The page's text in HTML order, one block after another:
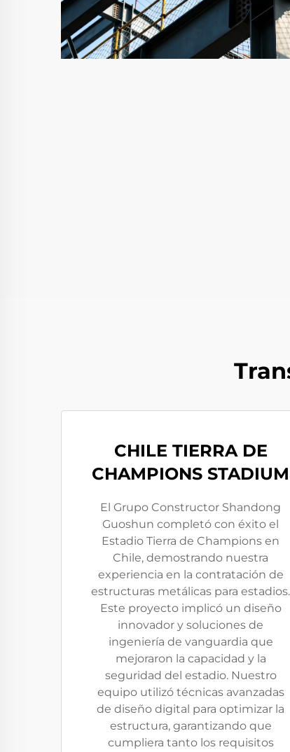
CHILE TIERRA DE
CHAMPIONS STADIUM
El Grupo Constructor Shandong
Guoshun completó con éxito el
Estadio Tierra de Champions en
Chile, demostrando nuestra
experiencia en la contratación de
estructuras metálicas para estadios.
Este proyecto implicó un diseño
innovador y soluciones de
ingeniería de vanguardia que
mejoraron la capacidad y la
seguridad del estadio. Nuestro
equipo utilizó técnicas avanzadas
de diseño digital para optimizar la
estructura, garantizando que
cumpliera tanto los requisitos